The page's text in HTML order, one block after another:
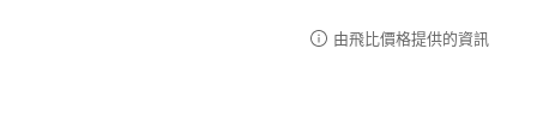
由飛比價格提供的資訊